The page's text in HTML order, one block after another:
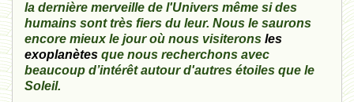
la dernière merveille de l'Univers même si des
humains sont très fiers du leur. Nous le saurons
encore mieux le jour où nous visiterons les
exoplanètes que nous recherchons avec
beaucoup d’intérêt autour d'autres étoiles que le
Soleil.